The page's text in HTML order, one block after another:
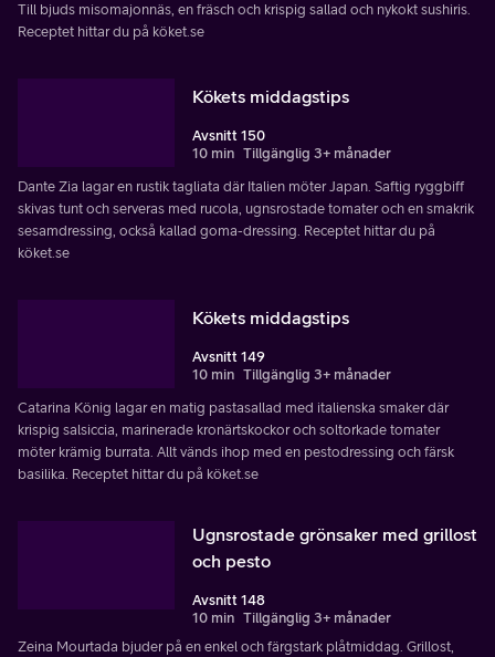
Till bjuds misomajonnäs, en fräsch och krispig sallad och nykokt sushiris.
Receptet hittar du på köket.se
Kökets middagstips
Avsnitt 150
10 min Tillgänglig 3+ månader
Dante Zia lagar en rustik tagliata där Italien möter Japan. Saftig ryggbiff
skivas tunt och serveras med rucola, ugnsrostade tomater och en smakrik
sesamdressing, också kallad goma-dressing. Receptet hittar du på
köket.se
Kökets middagstips
Avsnitt 149
10 min Tillgänglig 3+ månader
Catarina König lagar en matig pastasallad med italienska smaker där
krispig salsiccia, marinerade kronärtskockor och soltorkade tomater
möter krämig burrata. Allt vänds ihop med en pestodressing och färsk
basilika. Receptet hittar du på köket.se
Ugnsrostade grönsaker med grillost
och pesto
Avsnitt 148
10 min Tillgänglig 3+ månader
Zeina Mourtada bjuder på en enkel och färgstark plåtmiddag. Grillost,